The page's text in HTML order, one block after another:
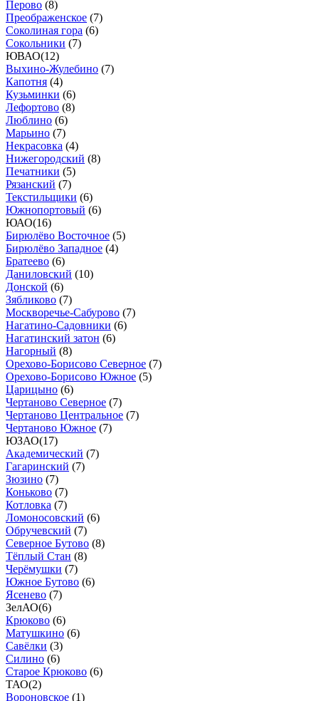
Перово (8)
Преображенское (7)
Соколиная гора (6)
Сокольники (7)
ЮВАО(12)
Выхино-Жулебино (7)
Капотня (4)
Кузьминки (6)
Лефортово (8)
Люблино (6)
Марьино (7)
Некрасовка (4)
Нижегородский (8)
Печатники (5)
Рязанский (7)
Текстильщики (6)
Южнопортовый (6)
ЮАО(16)
Бирюлёво Восточное (5)
Бирюлёво Западное (4)
Братеево (6)
Даниловский (10)
Донской (6)
Зябликово (7)
Москворечье-Сабурово (7)
Нагатино-Садовники (6)
Нагатинский затон (6)
Нагорный (8)
Орехово-Борисово Северное (7)
Орехово-Борисово Южное (5)
Царицыно (6)
Чертаново Северное (7)
Чертаново Центральное (7)
Чертаново Южное (7)
ЮЗАО(17)
Академический (7)
Гагаринский (7)
Зюзино (7)
Коньково (7)
Котловка (7)
Ломоносовский (6)
Обручевский (7)
Северное Бутово (8)
Тёплый Стан (8)
Черёмушки (7)
Южное Бутово (6)
Ясенево (7)
ЗелАО(6)
Крюково (6)
Матушкино (6)
Савёлки (3)
Силино (6)
Старое Крюково (6)
ТАО(2)
Вороновское (1)